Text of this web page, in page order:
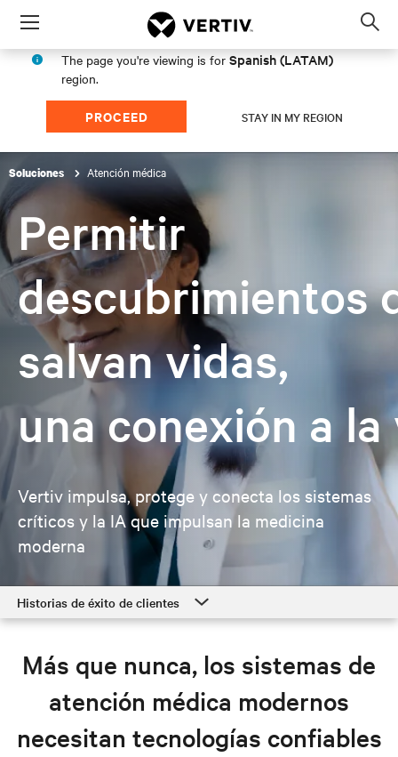
Menu
The page you're viewing is for Spanish (LATAM)
region.
PROCEED STAY IN MY REGION
Soluciones Atención médica
Permitir
descubrimientos
salvan vidas,
una conexión a la
Vertiv impulsa, protege y conecta los sistemas
críticos y la IA que impulsan la medicina
moderna
Historias de éxito de clientes
Soluciones de atención médica
Recursos
Explore las soluciones de atención médica
Más que nunca, los sistemas de
atención médica modernos
necesitan tecnologías confiables